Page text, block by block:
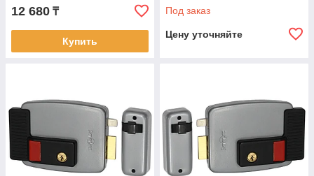
12 680 ₸
Купить
Под заказ
Цену уточняйте